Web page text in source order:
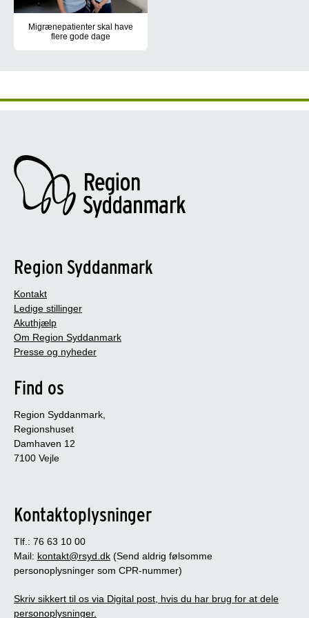
Migrænepatienter skal have
flere gode dage
Region Syddanmark
Kontakt
Ledige stillinger
Akuthjælp
Om Region Syddanmark
Presse og nyheder
Find os
Region Syddanmark,
Regionshuset
Damhaven 12
7100 Vejle
Kontaktoplysninger
Tlf.: 76 63 10 00
Mail: kontakt@rsyd.dk (Send aldrig følsomme
personoplysninger som CPR-nummer)
Skriv sikkert til os via Digital post, hvis du har brug for at dele
personoplysninger.